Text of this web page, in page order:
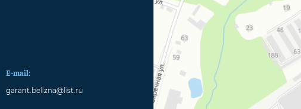
Е-mail:
garant.belizna@list.ru